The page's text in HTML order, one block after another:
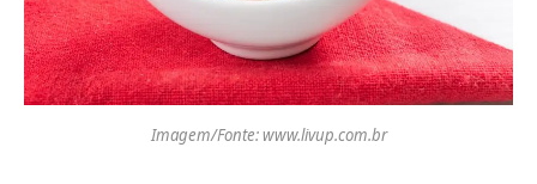
Imagem/Fonte: www.livup.com.br